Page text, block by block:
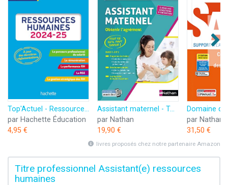
Top'Actuel - Ressources Humaines (RH) 2024-2025
par Hachette Éducation
4,95 €
Assistant maternel - Tout-en-un - Préparation à l'agrément
par Nathan
19,90 €
par Nathan
31,50 €
livres proposés chez notre partenaire Amazon
Titre professionnel Assistant(e) ressources
humaines